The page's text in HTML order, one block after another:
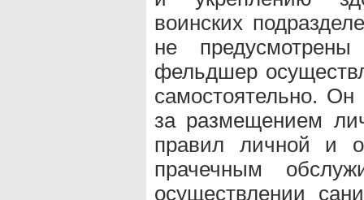
воинских
не
фельдшер
самостоятельно. Он
за размещением
правил личной и
прачечным
осуществлении